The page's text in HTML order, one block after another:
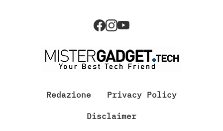
Redazione Privacy Policy
Disclaimer